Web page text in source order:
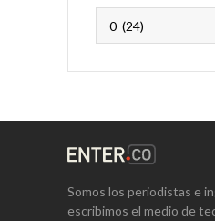
Somos los periodistas e
escribimos el medio de